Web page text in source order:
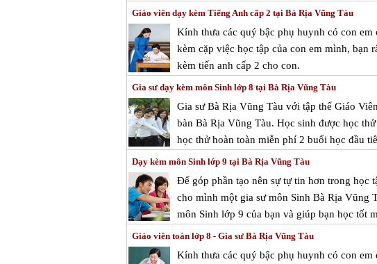
Giáo viên dạy kèm Tiếng Anh cấp 2 tại Bà Rịa Vũng Tàu
Kính thưa các quý bậc phụ huynh có con
kèm cặp việc học tập của con em mình, bạn
kèm tiến anh cấp 2 cho con.
Gia sư dạy kèm môn Sinh lớp 8 tại Bà Rịa Vũng Tàu
Gia sư Bà Rịa Vũng Tàu với tập thể Giáo
bàn Bà Rịa Vũng Tàu. Học sinh được học
học thử hoàn toàn miễn phí 2 buổi học đầu
Dạy kèm môn Sinh lớp 9 tại Bà Rịa Vũng Tàu
Để góp phần tạo nên sự tự tin hơn trong học
cho mình một gia sư môn Sinh Bà Rịa Vũng
môn Sinh lớp 9 của bạn và giúp bạn học tốt
Giáo viên toán lớp 8 - Gia sư Bà Rịa Vũng Tàu
Kính thưa các quý bậc phụ huynh có con